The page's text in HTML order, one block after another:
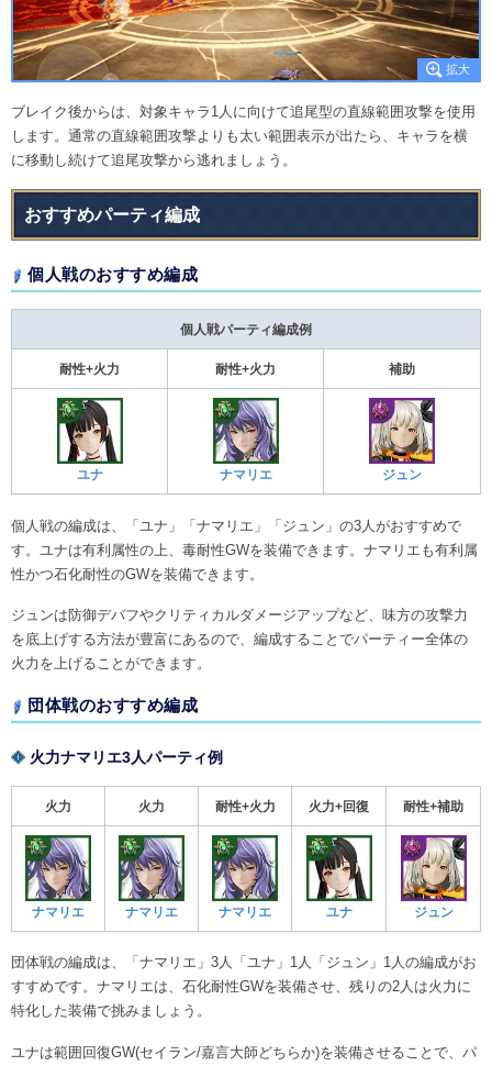
ブレイク後からは、対象キャラ1人に向けて追尾型の直線範囲攻撃を使用
します。通常の直線範囲攻撃よりも太い範囲表示が出たら、キャラを横
に移動し続けて追尾攻撃から逃れましょう。
おすすめパーティ編成
個人戦のおすすめ編成
個人戦パーティ編成例
耐性+火力 耐性+火力 補助
ユナ ナマリエ ジュン
個人戦の編成は、「ユナ」「ナマリエ」「ジュン」の3人がおすすめで
す。ユナは有利属性の上、毒耐性GWを装備できます。ナマリエも有利属
性かつ石化耐性のGWを装備できます。
ジュンは防御デバフやクリティカルダメージアップなど、味方の攻撃力
を底上げする方法が豊富にあるので、編成することでパーティー全体の
火力を上げることができます。
団体戦のおすすめ編成
火力ナマリエ3人パーティ例
火力 火力 耐性+火力 火力+回復 耐性+補助
ナマリエ ナマリエ ナマリエ ユナ ジュン
団体戦の編成は、「ナマリエ」3人「ユナ」1人「ジュン」1人の編成がお
すすめです。ナマリエは、石化耐性GWを装備させ、残りの2人は火力に
特化した装備で挑みましょう。
ユナは範囲回復GW(セイラン/嘉言大師どちらか)を装備させることで、パ